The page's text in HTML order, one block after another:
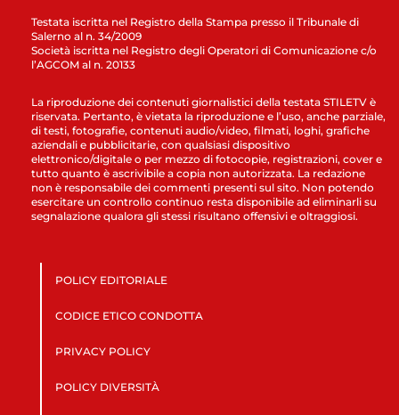
Testata iscritta nel Registro della Stampa presso il Tribunale di
Salerno al n. 34/2009
Società iscritta nel Registro degli Operatori di Comunicazione c/o
l’AGCOM al n. 20133
La riproduzione dei contenuti giornalistici della testata STILETV è
riservata. Pertanto, è vietata la riproduzione e l’uso, anche parziale,
di testi, fotografie, contenuti audio/video, filmati, loghi, grafiche
aziendali e pubblicitarie, con qualsiasi dispositivo
elettronico/digitale o per mezzo di fotocopie, registrazioni, cover e
tutto quanto è ascrivibile a copia non autorizzata. La redazione
non è responsabile dei commenti presenti sul sito. Non potendo
esercitare un controllo continuo resta disponibile ad eliminarli su
segnalazione qualora gli stessi risultano offensivi e oltraggiosi.
POLICY EDITORIALE
CODICE ETICO CONDOTTA
PRIVACY POLICY
POLICY DIVERSITÀ